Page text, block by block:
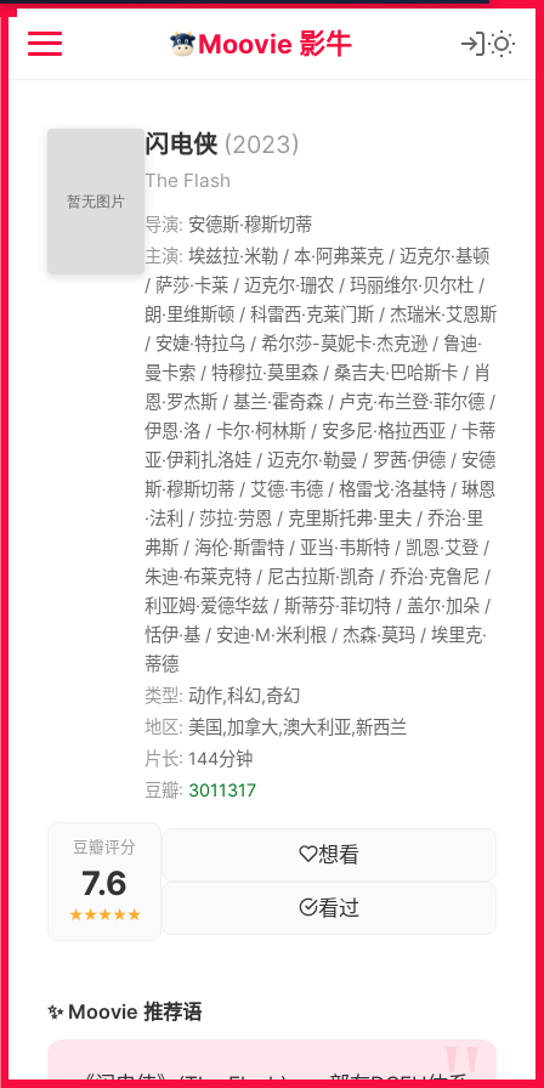
Moovie 影牛
闪电侠 (2023)
The Flash
导演: 安德斯·穆斯切蒂
主演: 埃兹拉·米勒 / 本·阿弗莱克 / 迈克尔·基顿
/ 萨莎·卡莱 / 迈克尔·珊农 / 玛丽维尔·贝尔杜 /
朗·里维斯顿 / 科雷西·克莱门斯 / 杰瑞米·艾恩斯
/ 安婕·特拉乌 / 希尔莎-莫妮卡·杰克逊 / 鲁迪·
曼卡索 / 特穆拉·莫里森 / 桑吉夫·巴哈斯卡 / 肖
恩·罗杰斯 / 基兰·霍奇森 / 卢克·布兰登·菲尔德 /
伊恩·洛 / 卡尔·柯林斯 / 安多尼·格拉西亚 / 卡蒂
亚·伊莉扎洛娃 / 迈克尔·勒曼 / 罗茜·伊德 / 安德
斯·穆斯切蒂 / 艾德·韦德 / 格雷戈·洛基特 / 琳恩
·法利 / 莎拉·劳恩 / 克里斯托弗·里夫 / 乔治·里
弗斯 / 海伦·斯雷特 / 亚当·韦斯特 / 凯恩·艾登 /
朱迪·布莱克特 / 尼古拉斯·凯奇 / 乔治·克鲁尼 /
利亚姆·爱德华兹 / 斯蒂芬·菲切特 / 盖尔·加朵 /
恬伊·基 / 安迪·M·米利根 / 杰森·莫玛 / 埃里克·
蒂德
类型: 动作,科幻,奇幻
地区: 美国,加拿大,澳大利亚,新西兰
片长: 144分钟
豆瓣: 3011317
豆瓣评分
7.6
★★★★★
想看
看过
✨ Moovie 推荐语